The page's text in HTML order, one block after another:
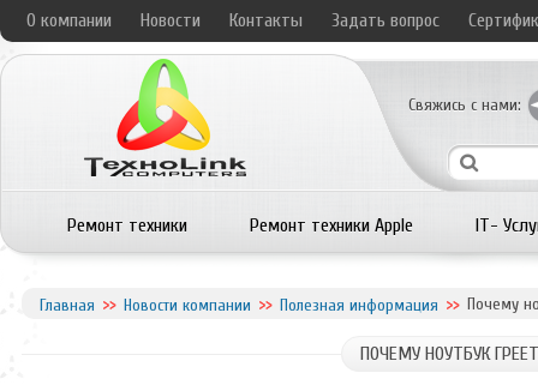
О компании Новости Контакты Задать вопрос
Свяжись с нами:
Ремонт техники Ремонт техники Apple IT-
Главная Новости компании Полезная информация Почему
ПОЧЕМУ НОУТБУК